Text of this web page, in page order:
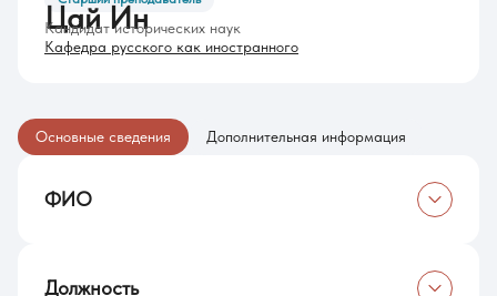
Цай Ин
Кандидат исторических наук
Кафедра русского как иностранного
Основные сведения Дополнительная информация
ФИО
Должность